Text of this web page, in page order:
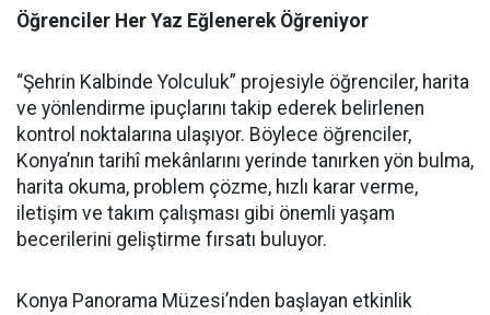
Öğrenciler Her Yaz Eğlenerek Öğreniyor
“Şehrin Kalbinde Yolculuk” projesiyle öğrenciler, harita
ve yönlendirme ipuçlarını takip ederek belirlenen
kontrol noktalarına ulaşıyor. Böylece öğrenciler,
Konya’nın tarihî mekânlarını yerinde tanırken yön bulma,
harita okuma, problem çözme, hızlı karar verme,
iletişim ve takım çalışması gibi önemli yaşam
becerilerini geliştirme fırsatı buluyor.
Konya Panorama Müzesi’nden başlayan etkinlik